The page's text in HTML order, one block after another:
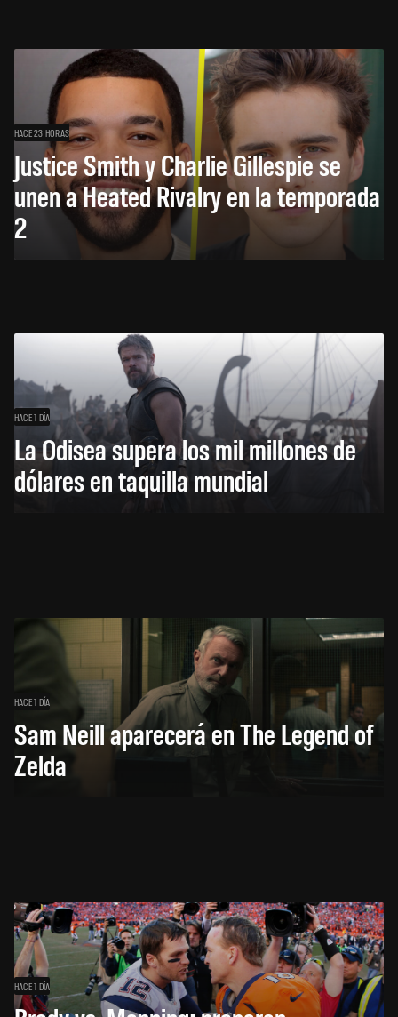
HACE 23 HORAS
Justice Smith y Charlie Gillespie se
unen a Heated Rivalry en la temporada
2
HACE 1 DÍA
La Odisea supera los mil millones de
dólares en taquilla mundial
HACE 1 DÍA
Sam Neill aparecerá en The Legend of
Zelda
HACE 1 DÍA